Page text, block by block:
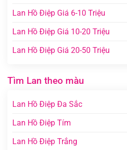
Lan Hồ Điệp Giá 6-10 Triệu
Lan Hồ Điệp Giá 10-20 Triệu
Lan Hồ Điệp Giá 20-50 Triệu
Tìm Lan theo màu
Lan Hồ Điệp Đa Sắc
Lan Hồ Điệp Tím
Lan Hồ Điệp Trắng